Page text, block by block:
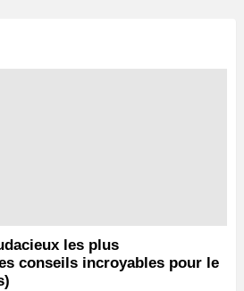
les plus
conseils incroyables pour le